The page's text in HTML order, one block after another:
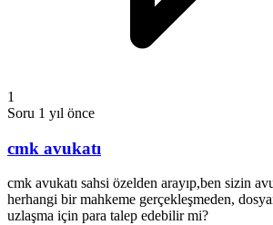
1
Soru 1 yıl önce
cmk avukatı
cmk avukatı sahsi özelden arayıp,ben sizin
herhangi bir mahkeme gerçekleşmeden,
uzlaşma için para talep edebilir mi?